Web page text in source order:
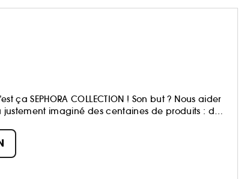
SEPHORA COLLECTION ! Son but ? Nous aider
imaginé des centaines de produits : du
dans une démarche plus responsable :
jouez, et partagez